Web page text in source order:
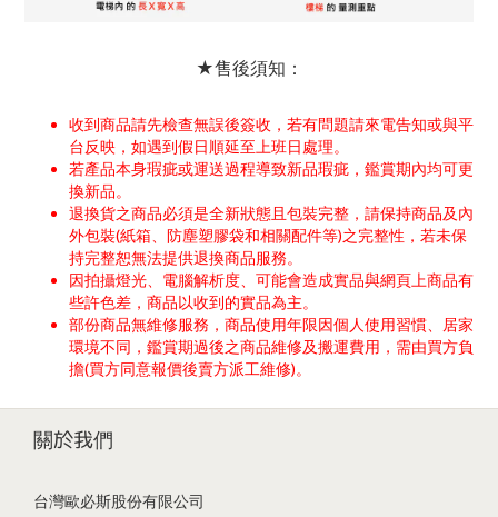
★售後須知：
收到商品請先檢查無誤後簽收，若有問題請來電告知或與平
台反映，如遇到假日順延至上班日處理。
若產品本身瑕疵或運送過程導致新品瑕疵，鑑賞期內均可更
換新品。
退換貨之商品必須是全新狀態且包裝完整，請保持商品及內
外包裝(紙箱、防塵塑膠袋和相關配件等)之完整性，若未保
持完整恕無法提供退換商品服務。
因拍攝燈光、電腦解析度、可能會造成實品與網頁上商品有
些許色差，商品以收到的實品為主。
部份商品無維修服務，商品使用年限因個人使用習慣、居家
環境不同，鑑賞期過後之商品維修及搬運費用，需由買方負
擔(買方同意報價後賣方派工維修)。
關於我們
台灣歐必斯股份有限公司